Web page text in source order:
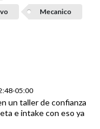
Mecanico
05:00
un taller de confianza
e intake con eso ya